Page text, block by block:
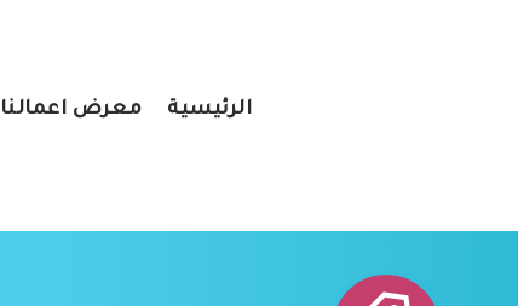
الرئيسية معرض اعمالنا